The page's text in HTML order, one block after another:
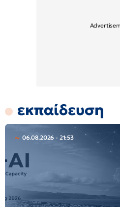
εκπαίδευση
06.08.2026 - 21:53